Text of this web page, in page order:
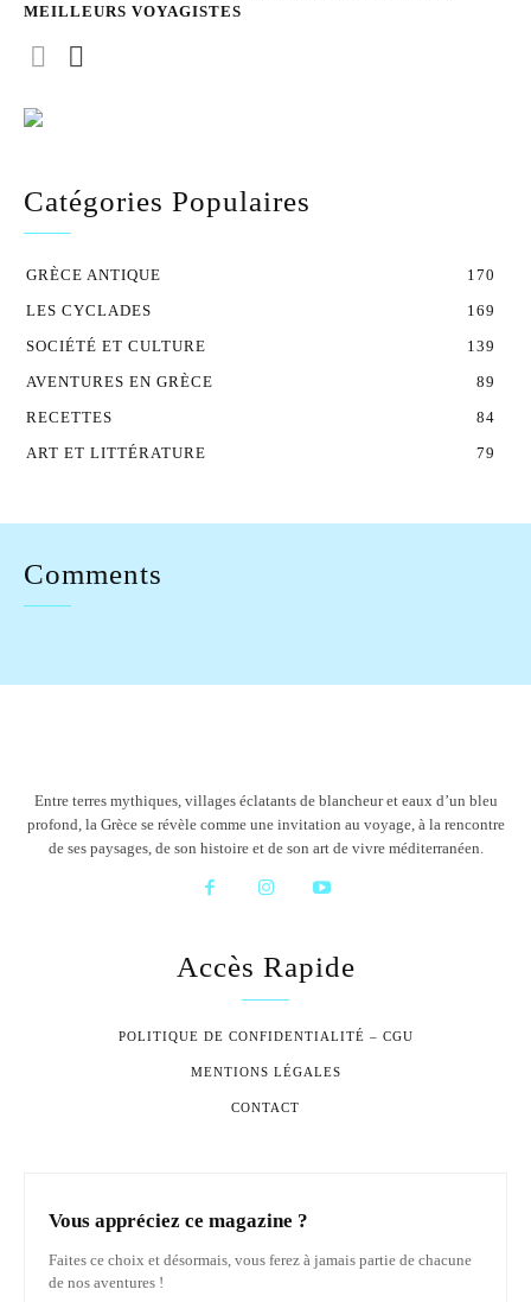
MEILLEURS VOYAGISTES
Catégories Populaires
GRÈCE ANTIQUE
170
LES CYCLADES
169
SOCIÉTÉ ET CULTURE
139
AVENTURES EN GRÈCE
89
RECETTES
84
ART ET LITTÉRATURE
79
Comments
Entre terres mythiques, villages éclatants de blancheur et eaux d’un bleu
profond, la Grèce se révèle comme une invitation au voyage, à la rencontre
de ses paysages, de son histoire et de son art de vivre méditerranéen.
Accès Rapide
POLITIQUE DE CONFIDENTIALITÉ – CGU
MENTIONS LÉGALES
CONTACT
Vous appréciez ce magazine ?
Faites ce choix et désormais, vous ferez à jamais partie de chacune
de nos aventures !